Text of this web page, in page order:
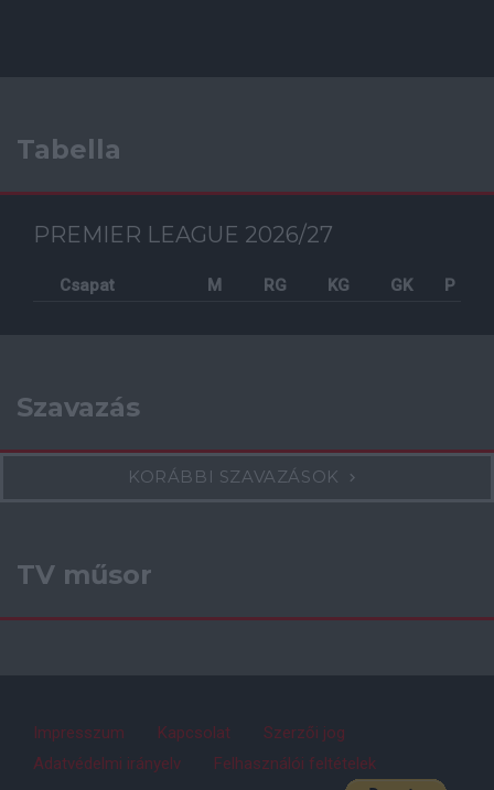
Tabella
PREMIER LEAGUE 2026/27
Csapat M RG KG GK P
Szavazás
KORÁBBI SZAVAZÁSOK
TV műsor
Impresszum Kapcsolat
Szerzői jog
Adatvédelmi irányelv
Felhasználói feltételek